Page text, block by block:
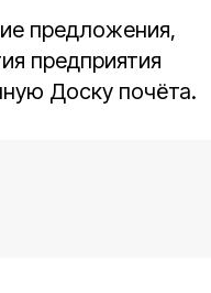
предложения,
предприятия
Доску почёта.